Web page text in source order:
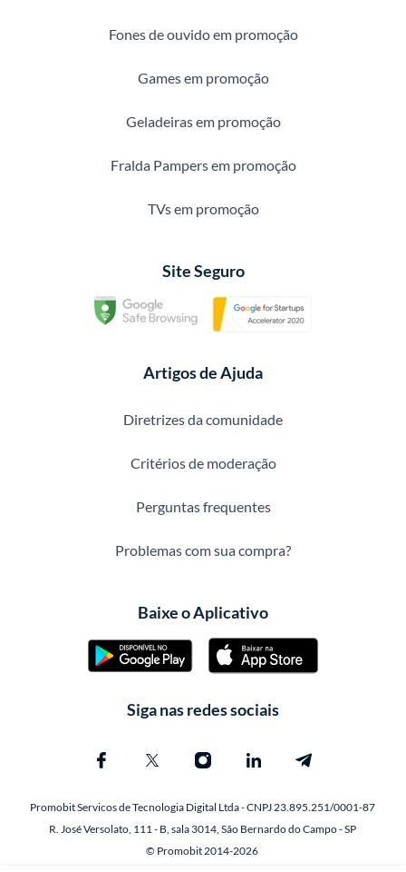
Fones de ouvido em promoção
Games em promoção
Geladeiras em promoção
Fralda Pampers em promoção
TVs em promoção
Site Seguro
Artigos de Ajuda
Diretrizes da comunidade
Critérios de moderação
Perguntas frequentes
Problemas com sua compra?
Baixe o Aplicativo
Siga nas redes sociais
Promobit Servicos de Tecnologia Digital Ltda - CNPJ 23.895.251/0001-87
R. José Versolato, 111 - B, sala 3014, São Bernardo do Campo - SP
© Promobit 2014-2026